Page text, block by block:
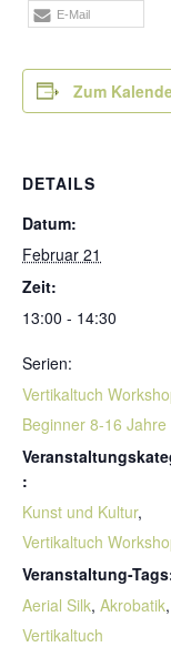
E-Mail
Zum
DETAILS
Datum:
Februar 21
Zeit:
13:00 - 14:30
Serien:
Vertikaltuch
Beginner 8-16 Jahre
:
Kunst und Kultur,
Vertikaltuch
Veranstaltung-
Aerial Silk, Akrobatik,
Vertikaltuch